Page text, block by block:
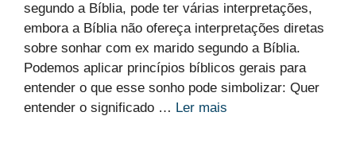
segundo a Bíblia, pode ter várias interpretações,
embora a Bíblia não ofereça interpretações diretas
sobre sonhar com ex marido segundo a Bíblia.
Podemos aplicar princípios bíblicos gerais para
entender o que esse sonho pode simbolizar: Quer
entender o significado … Ler mais